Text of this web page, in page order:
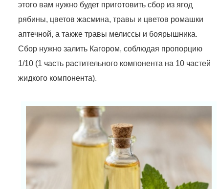
этого вам нужно будет приготовить сбор из ягод
рябины, цветов жасмина, травы и цветов ромашки
аптечной, а также травы мелиссы и боярышника.
Сбор нужно залить Кагором, соблюдая пропорцию
1/10 (1 часть растительного компонента на 10 частей
жидкого компонента).